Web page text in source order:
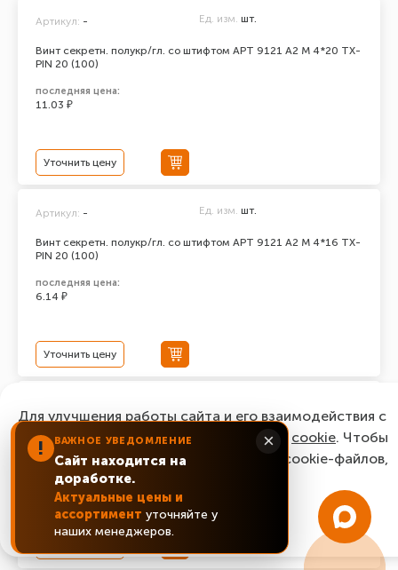
Винт секретн. полукр/гл. со штифтом АРТ 9121 А2 M 4*20 TX-
PIN 20 (100)
Артикул: - Ед. изм. шт.
последняя цена:
11.03 ₽
Уточнить цену
Винт секретн. полукр/гл. со штифтом АРТ 9121 А2 M 4*16 TX-
PIN 20 (100)
Артикул: - Ед. изм. шт.
последняя цена:
6.14 ₽
Уточнить цену
Винт секретн. полукр/гл. со штифтом АРТ 9121 А2 M 4*12 TX-
PIN 20 (100)
последняя цена:
9.56 ₽
! ВАЖНОЕ УВЕДОМЛЕНИЕ
Сайт находится на
доработке.
Актуальные цены и
ассортимент уточняйте у
наших менеджеров.
×
Для улучшения работы сайта и его взаимодействия с
пользователями мы используем файлы cookie. Чтобы
согласиться с нашим использованием cookie-файлов,
нажмите “Ок, понятно!”
ОК, понятно!